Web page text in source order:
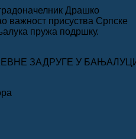
Драшко
важност присуства Српске
пружа подршку.
ЗАДРУГЕ У